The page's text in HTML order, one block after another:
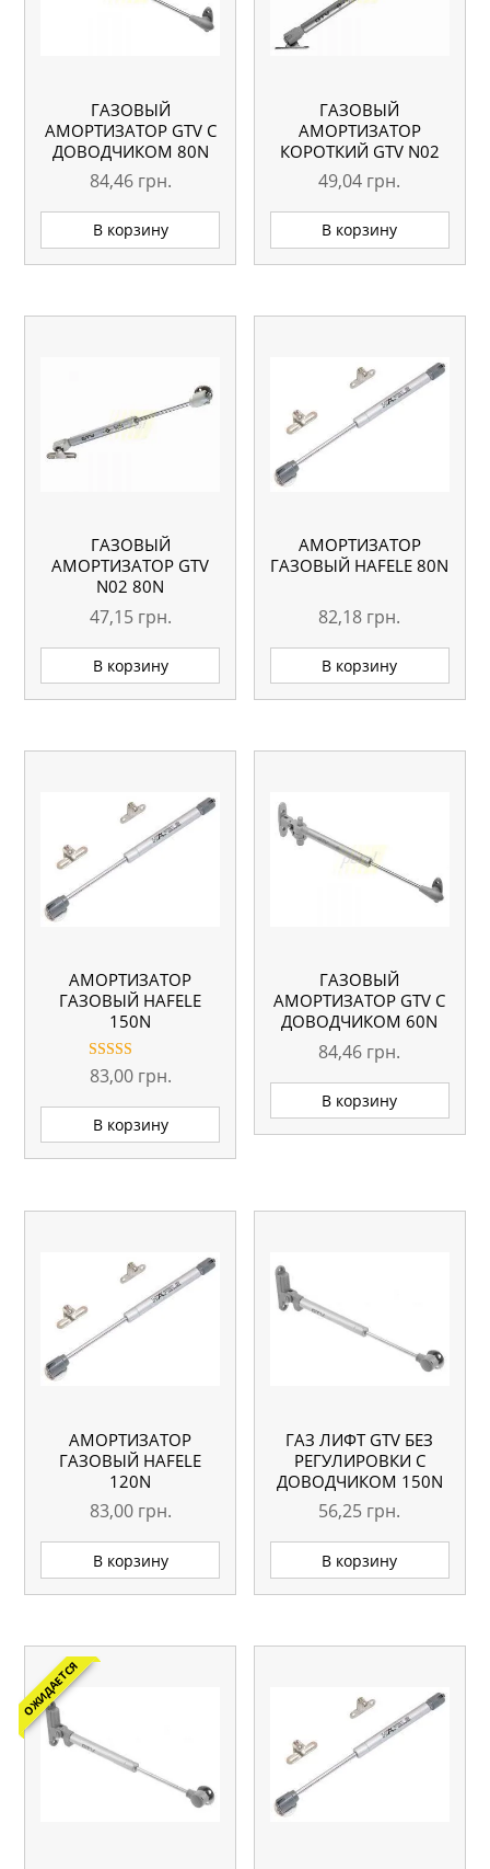
ГАЗОВЫЙ
АМОРТИЗАТОР GTV С
ДОВОДЧИКОМ 80N
84,46 грн.
В корзину
ГАЗОВЫЙ
АМОРТИЗАТОР
КОРОТКИЙ GTV N02
L=160, 80N
49,04 грн.
В корзину
ГАЗОВЫЙ
АМОРТИЗАТОР GTV
N02 80N
47,15 грн.
В корзину
АМОРТИЗАТОР
ГАЗОВЫЙ HAFELE 80N
82,18 грн.
В корзину
АМОРТИЗАТОР
ГАЗОВЫЙ HAFELE
150N
Оценка
4.00
83,00 грн.
В корзину
ГАЗОВЫЙ
АМОРТИЗАТОР GTV С
ДОВОДЧИКОМ 60N
84,46 грн.
В корзину
АМОРТИЗАТОР
ГАЗОВЫЙ HAFELE
120N
83,00 грн.
В корзину
ГАЗ ЛИФТ GTV БЕЗ
РЕГУЛИРОВКИ С
ДОВОДЧИКОМ 150N
56,25 грн.
В корзину
ОЖИДАЕТСЯ